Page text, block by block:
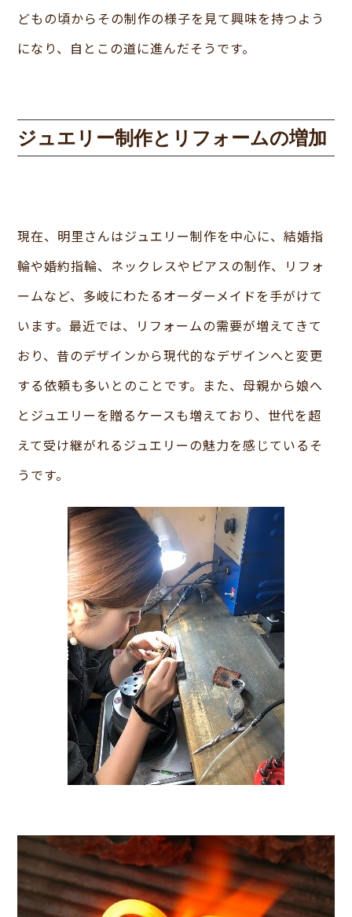
どもの頃からその制作の様子を見て興味を持つよう
になり、自とこの道に進んだそうです。
ジュエリー制作とリフォームの増加
現在、明里さんはジュエリー制作を中心に、結婚指
輪や婚約指輪、ネックレスやピアスの制作、リフォ
ームなど、多岐にわたるオーダーメイドを手がけて
います。最近では、リフォームの需要が増えてきて
おり、昔のデザインから現代的なデザインへと変更
する依頼も多いとのことです。また、母親から娘へ
とジュエリーを贈るケースも増えており、世代を超
えて受け継がれるジュエリーの魅力を感じているそ
うです。